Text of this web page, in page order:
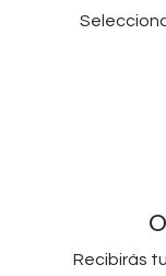
Recibirás